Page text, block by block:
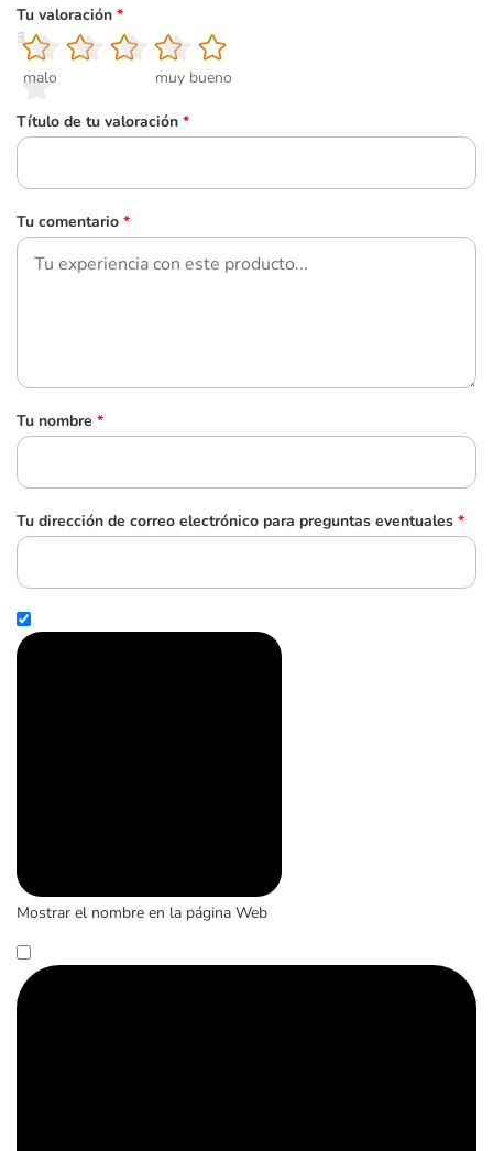
Tu valoración *
1
malo
2
3
4
5
muy bueno
Título de tu valoración *
Tu comentario *
Tu nombre *
Tu dirección de correo electrónico para preguntas eventuales *
Mostrar el nombre en la página Web